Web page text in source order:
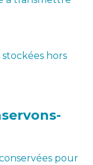
hors
pour